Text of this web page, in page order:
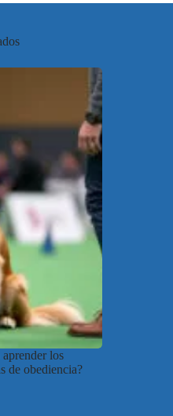
aprender los
de obediencia?